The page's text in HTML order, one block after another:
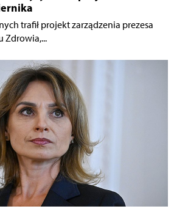
trafił projekt zarządzenia prezesa
Zdrowia,...